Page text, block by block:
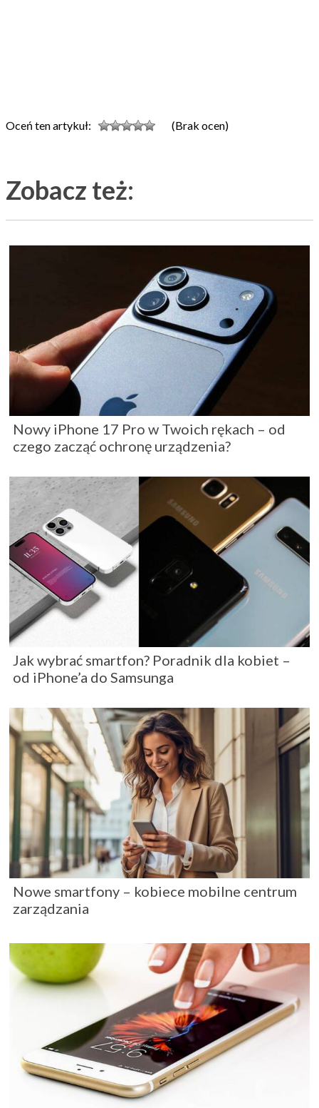
Oceń ten artykuł: (Brak ocen)
Zobacz też:
Nowy iPhone 17 Pro w Twoich rękach – od
czego zacząć ochronę urządzenia?
Jak wybrać smartfon? Poradnik dla kobiet –
od iPhone’a do Samsunga
Nowe smartfony – kobiece mobilne centrum
zarządzania